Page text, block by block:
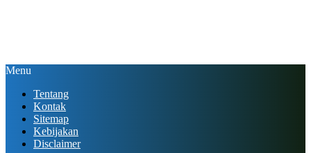
Menu
Tentang
Kontak
Sitemap
Kebijakan
Disclaimer